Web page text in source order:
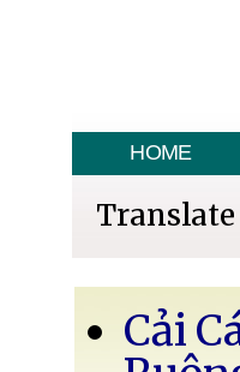
HOME
Cải